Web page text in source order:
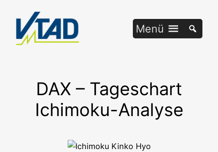
springen
Menü
DAX – Tageschart
Ichimoku-Analyse